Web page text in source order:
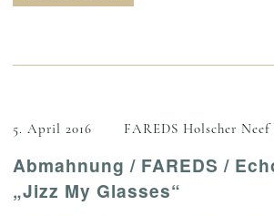
5. April 2016 FAREDS Holscher
Abmahnung / FAREDS /
„Jizz My Glasses“